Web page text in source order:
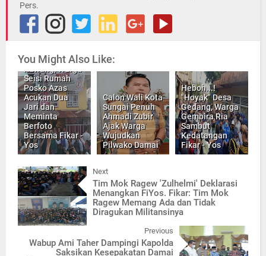
Pers.
You Might Also Like:
di Maliki Air
Seisi Rumah
Posko Azas
Acukan Dua
Jari dan
Meminta
Berfoto
Bersama Fikar -
Yos
Calon Wali Kota
Sungai Penuh
Ahmadi Zubir
Ajak Warga
Wujudkan
Pilwako Damai
Heboh...!
"Hoyak" Desa
Gedang, Warga
Gembira Ria
Sambut
Kedatangan
Fikar - Yos
Next
Tim Mok Ragew 'Zulhelmi' Deklarasi
Menangkan FiYos. Fikar: Tim Mok
Ragew Memang Ada dan Tidak
Diragukan Militansinya
Previous
Wabup Ami Taher Dampingi Kapolda
Saksikan Kesepakatan Damai